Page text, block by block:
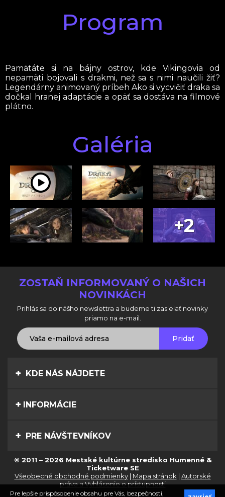
Program
Pamätáte si na bájny ostrov, kde Vikingovia od
nepamäti bojovali s drakmi, než sa s nimi naučili žiť?
Legendárny animovaný príbeh Ako si vycvičiť draka sa
dočkal hranej adaptácie a opäť sa dostáva na filmové
plátno.
Galéria
+2
ZOSTAŇ INFORMOVANÝ O NAŠICH
NOVINKÁCH
Prihlás sa do nášho newslettra a budeme ti zasielať novinky
priamo na e-mail.
Pridať
KDE NÁS NÁJDETE
INFORMÁCIE
PRE NÁVŠTEVNÍKOV
© 2011 – 2026 Mestské kultúrne stredisko Humenné &
Ticketware SE
Všeobecné obchodné podmienky| Mapa stránok | Autorské
práva a Vyhlásenie o prístupnosti
Pre lepšie prispôsobenie obsahu pre Vás, bezpečnosti,